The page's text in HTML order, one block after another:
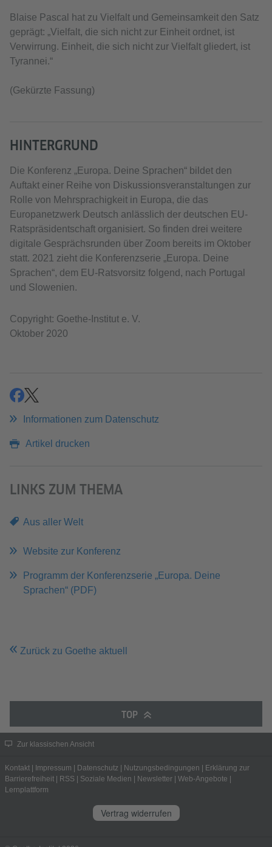
Blaise Pascal hat zu Vielfalt und Gemeinsamkeit den Satz
geprägt: „Vielfalt, die sich nicht zur Einheit ordnet, ist
Verwirrung. Einheit, die sich nicht zur Vielfalt gliedert, ist
Tyrannei.“
(Gekürzte Fassung)
HINTERGRUND
Die Konferenz „Europa. Deine Sprachen“ bildet den
Auftakt einer Reihe von Diskussionsveranstaltungen zur
Rolle von Mehrsprachigkeit in Europa, die das
Europanetzwerk Deutsch anlässlich der deutschen EU-
Ratspräsidentschaft organisiert. So finden drei weitere
digitale Gesprächsrunden über Zoom bereits im Oktober
statt. 2021 zieht die Konferenzserie „Europa. Deine
Sprachen“, dem EU-Ratsvorsitz folgend, nach Portugal
und Slowenien.
Copyright: Goethe-Institut e. V.
Oktober 2020
teilenteilen
Informationen zum Datenschutz
Artikel drucken
LINKS ZUM THEMA
Aus aller Welt
Website zur Konferenz
Programm der Konferenzserie „Europa. Deine
Sprachen“ (PDF)
Zurück zu Goethe aktuell
TOP
Zur klassischen Ansicht
Kontakt Impressum Datenschutz Nutzungsbedingungen
Erklärung zur
Barrierefreiheit
RSS Soziale Medien Newsletter Web-Angebote
Lernplattform
Vertrag widerrufen